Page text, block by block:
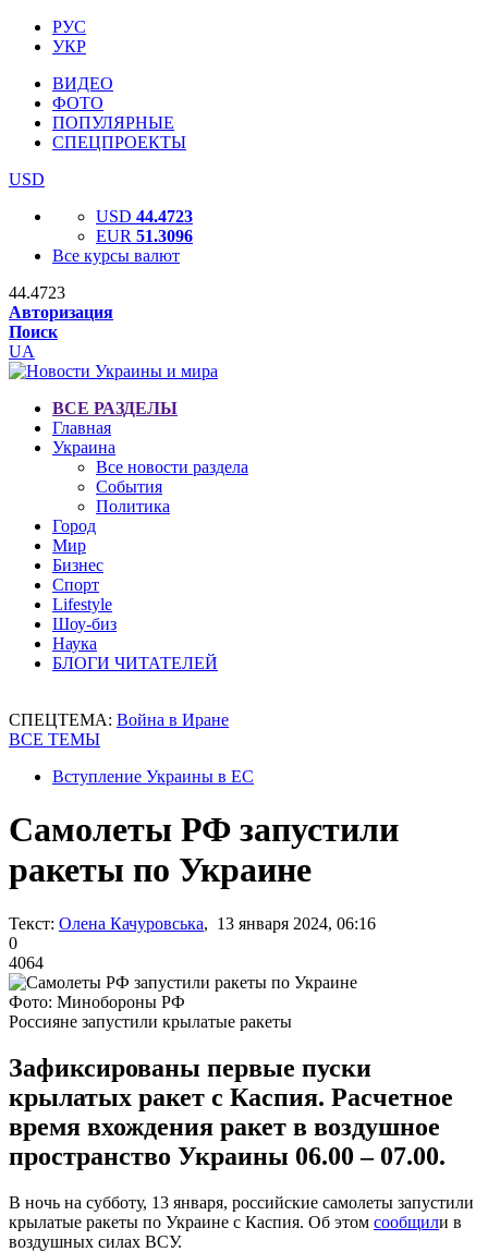
РУС
УКР
ВИДЕО
ФОТО
ПОПУЛЯРНЫЕ
СПЕЦПРОЕКТЫ
USD
USD 44.4723
EUR 51.3096
Все курсы валют
44.4723
Авторизация
Поиск
UA
ВСЕ РАЗДЕЛЫ
Главная
Украина
Все новости раздела
События
Политика
Город
Мир
Бизнес
Спорт
Lifestyle
Шоу-биз
Наука
БЛОГИ ЧИТАТЕЛЕЙ
СПЕЦТЕМА: Война в Иране
ВСЕ ТЕМЫ
Вступление Украины в ЕС
Самолеты РФ запустили
ракеты по Украине
Текст: Олена Качуровська, 13 января 2024, 06:16
0
4064
Фото: Минобороны РФ
Россияне запустили крылатые ракеты
Зафиксированы первые пуски
крылатых ракет с Каспия. Расчетное
время вхождения ракет в воздушное
пространство Украины 06.00 – 07.00.
В ночь на субботу, 13 января, российские самолеты запустили
крылатые ракеты по Украине с Каспия. Об этом сообщили в
воздушных силах ВСУ.